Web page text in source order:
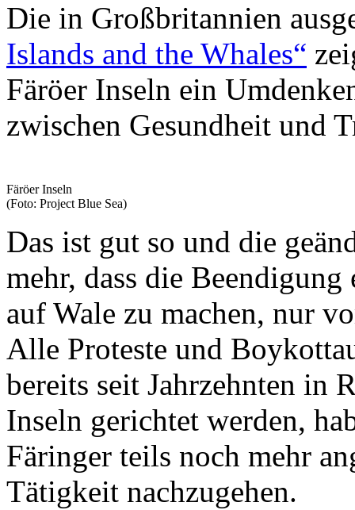
Die in Großbritannien
Islands and the Whales“
Färöer Inseln ein
zwischen Gesundheit und
Färöer Inseln
(Foto: Project Blue Sea)
Das ist gut so und die
mehr, dass die
auf Wale zu machen, nur
Alle Proteste und
bereits seit Jahrzehnten in
Inseln gerichtet werden,
Färinger teils noch mehr
Tätigkeit nachzugehen.